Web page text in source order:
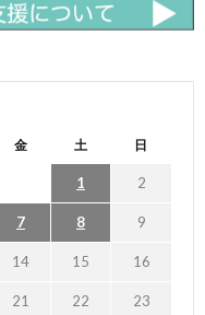
金 土 日
1 2
7 8 9
14 15 16
21 22 23